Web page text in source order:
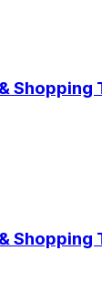
Shopping
Shopping